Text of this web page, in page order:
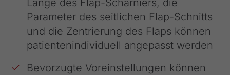
Parameter des seitlichen Flap-Schnitts
und die Zentrierung des Flaps können
patientenindividuell angepasst werden
Bevorzugte Voreinstellungen können